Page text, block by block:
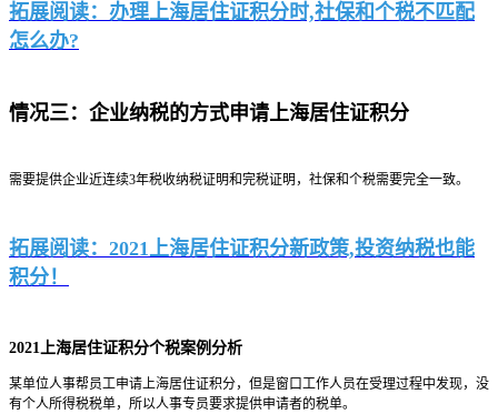
拓展阅读：办理上海居住证积分时,社保和个税不匹配
怎么办?
情况三：企业纳税的方式申请上海居住证积分
需要提供企业近连续3年税收纳税证明和完税证明，社保和个税需要完全一致。
拓展阅读：2021上海居住证积分新政策,投资纳税也能
积分！
2021上海居住证积分个税案例分析
某单位人事帮员工申请上海居住证积分，但是窗口工作人员在受理过程中发现，没
有个人所得税税单，所以人事专员要求提供申请者的税单。